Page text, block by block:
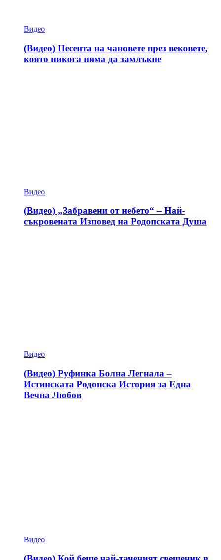
Видео
(Видео) Песента на чановете през вековете,
която никога няма да замлъкне
Видео
(Видео) „Забравени от небето“ – Най-
съкровената Изповед на Родопската Душа
Видео
(Видео) Руфинка Болна Легнала –
Истинската Родопска История за Една
Вечна Любов
Видео